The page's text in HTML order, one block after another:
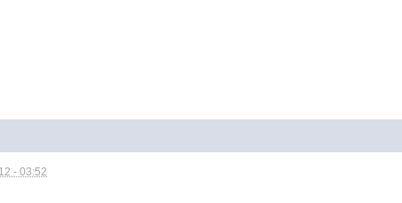
- 03:52